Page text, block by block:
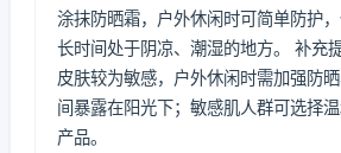
涂抹防晒霜，户外休闲时可简单防护
长时间处于阴凉、潮湿的地方。 补充
皮肤较为敏感，户外休闲时需加强防
间暴露在阳光下；敏感肌人群可选择
产品。